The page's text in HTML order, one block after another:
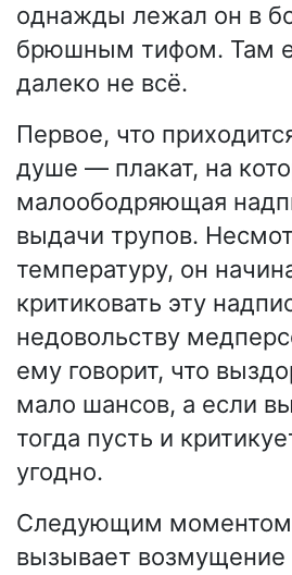
однажды лежал он в
брюшным тифом. Там
далеко не всё.
Первое, что
душе — плакат, на
малоободряющая
выдачи трупов.
температуру, он
критиковать эту
недовольству
ему говорит, что
мало шансов, а если
тогда пусть и
угодно.
Следующим
вызывает возмущение